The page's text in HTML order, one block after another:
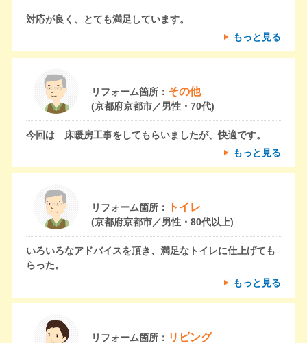
対応が良く、とても満足しています。
もっと見る
リフォーム箇所： その他
(京都府京都市／男性・70代)
今回は 床暖房工事をしてもらいましたが、快適です。
もっと見る
リフォーム箇所： トイレ
(京都府京都市／男性・80代以上)
いろいろなアドバイスを頂き、満足なトイレに仕上げても
らった。
もっと見る
リフォーム箇所： リビング